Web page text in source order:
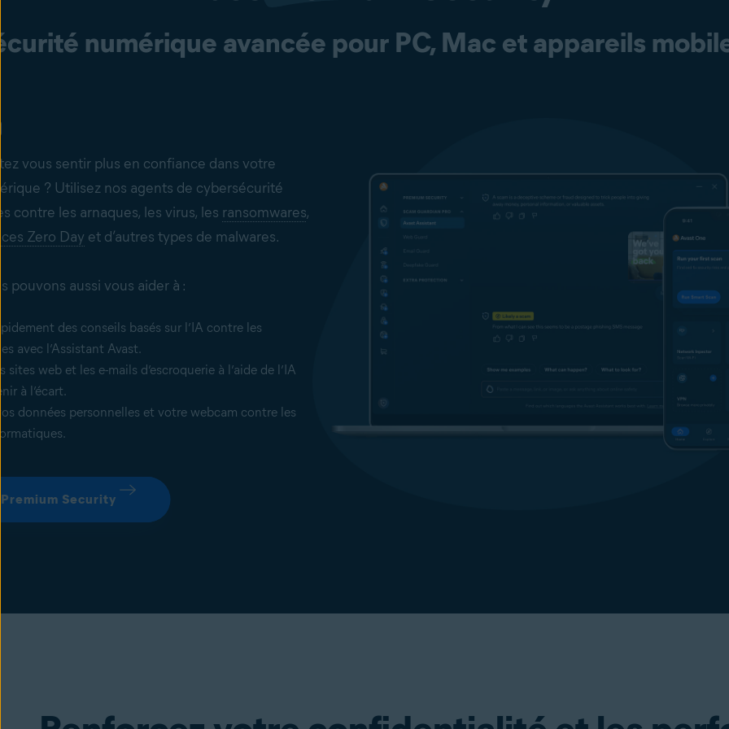
numérique avancée pour PC, Mac et appareils
vous sentir plus en confiance dans votre
? Utilisez nos agents de cybersécurité
contre les arnaques, les virus, les ransomwares,
Zero Day et d’autres types de malwares.
pouvons aussi vous aider à :
des conseils basés sur l’IA contre les
avec l’Assistant Avast.
sites web et les e-mails d’escroquerie à l’aide de l’IA
à l’écart.
données personnelles et votre webcam contre les
Security